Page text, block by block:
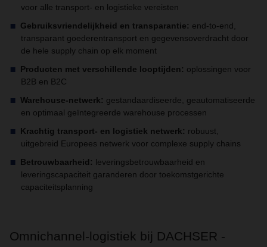
voor alle transport- en logistieke vereisten
Gebruiksvriendelijkheid en transparantie: end-to-end,
transparant goederentransport en gegevensoverdracht door
de hele supply chain op elk moment
Producten met verschillende looptijden: oplossingen voor
B2B en B2C
Warehouse-netwerk: gestandaardiseerde, geautomatiseerde
en optimaal geïntegreerde warehouse processen
Krachtig transport- en logistiek netwerk: robuust,
uitgebreid Europees netwerk voor complexe supply chains
Betrouwbaarheid: leveringsbetrouwbaarheid en
leveringscapaciteit garanderen door toekomstgerichte
capaciteitsplanning
Omnichannel-logistiek bij DACHSER -